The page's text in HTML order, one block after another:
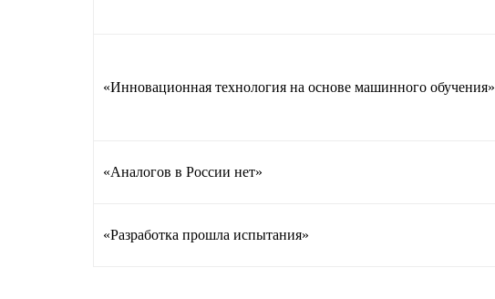
«Инновационная технология на основе машинного обучения»
«Аналогов в России нет»
«Разработка прошла испытания»